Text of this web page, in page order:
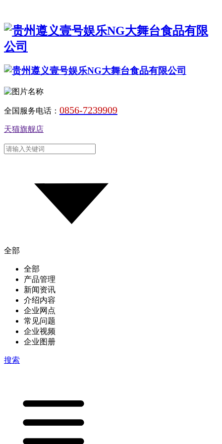
全国服务电话： 0856-7239909
天猫旗舰店
全部
全部
产品管理
新闻资讯
介绍内容
企业网点
常见问题
企业视频
企业图册
搜索